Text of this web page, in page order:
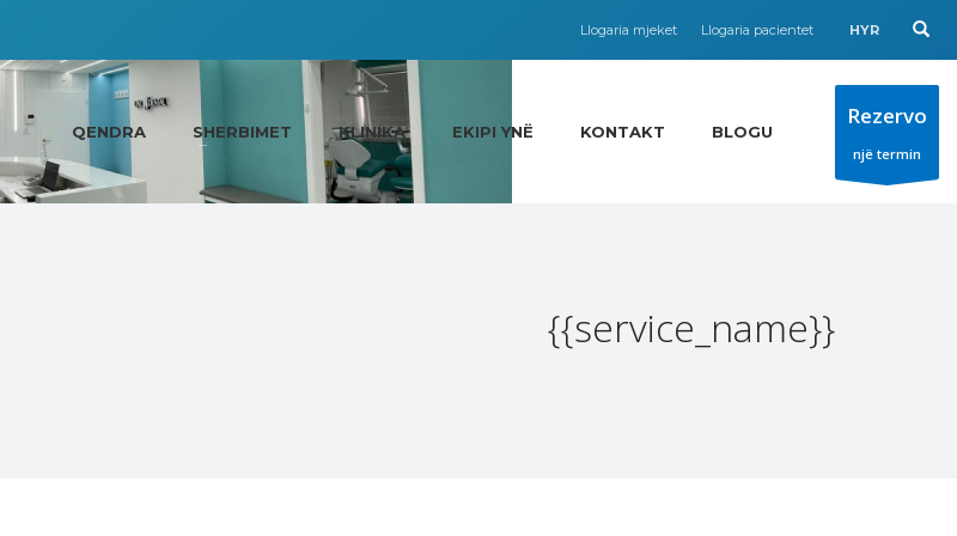
Llogaria mjeket Llogaria pacientet HYR
QENDRA SHERBIMET KLINIKA EKIPI YNË KONTAKT BLOGU
Rezervo
një termin
{{service_name}}